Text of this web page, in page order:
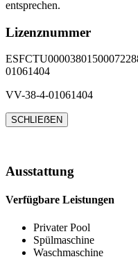
entsprechen.
Lizenznummer
01061404
VV-38-4-01061404
SCHLIEẞEN
Ausstattung
Verfügbare Leistungen
Privater Pool
Spülmaschine
Waschmaschine